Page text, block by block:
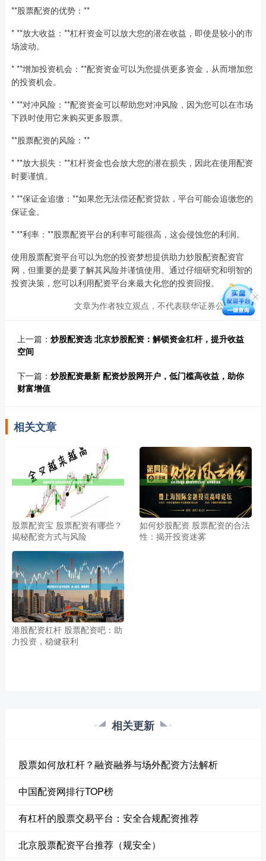
**股票配资的优势：**
* **放大收益：**杠杆资金可以放大您的潜在收益，即使是较小的市
场波动。
* **增加投资机会：**配资资金可以为您提供更多资金，从而增加您
的投资机会。
* **对冲风险：**配资资金可以帮助您对冲风险，因为您可以在市场
下跌时使用它来购买更多股票。
**股票配资的风险：**
* **放大损失：**杠杆资金也会放大您的潜在损失，因此在使用配资
时要谨慎。
* **保证金追缴：**如果您无法偿还配资贷款，平台可能会追缴您的
保证金。
* **利率：**股票配资平台的利率可能很高，这会侵蚀您的利润。
使用股票配资平台可以为您的投资梦想提供助力炒股配资配资官
网，但重要的是要了解其风险并谨慎使用。通过仔细研究和明智的
投资决策，您可以利用配资平台来最大化您的投资回报。
文章为作者独立观点，不代表联华证券公司观点
上一篇： 炒股配资选 北京炒股配资：解锁资金杠杆，提升收益
空间
下一篇： 炒股配资最新 配资炒股网开户，低门槛高收益，助你
财富增值
相关文章
股票配资宝 股票配资有哪些？
揭秘配资方式与风险
如何炒股配资 股票配资的合法
性：揭开投资迷雾
港股配资杠杆 股票配资吧：助
力投资，稳健获利
相关更新
股票如何放杠杆？融资融券与场外配资方法解析
中国配资网排行TOP榜
有杠杆的股票交易平台：安全合规配资推荐
北京股票配资平台推荐（规安全）